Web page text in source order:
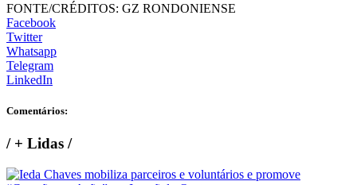
FONTE/CRÉDITOS: GZ RONDONIENSE
Facebook
Twitter
Whatsapp
Telegram
LinkedIn
Comentários:
/+ Lidas /